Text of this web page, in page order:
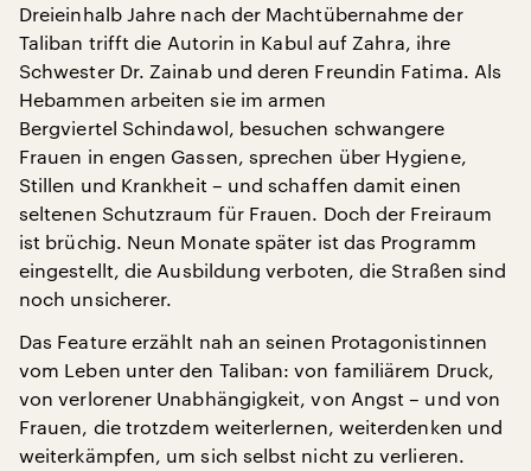
Dreieinhalb Jahre nach der Machtübernahme der
Taliban trifft die Autorin in Kabul auf Zahra, ihre
Schwester Dr. Zainab und deren Freundin Fatima. Als
Hebammen arbeiten sie im armen
Bergviertel Schindawol, besuchen schwangere
Frauen in engen Gassen, sprechen über Hygiene,
Stillen und Krankheit – und schaffen damit einen
seltenen Schutzraum für Frauen. Doch der Freiraum
ist brüchig. Neun Monate später ist das Programm
eingestellt, die Ausbildung verboten, die Straßen sind
noch unsicherer.
Das Feature erzählt nah an seinen Protagonistinnen
vom Leben unter den Taliban: von familiärem Druck,
von verlorener Unabhängigkeit, von Angst – und von
Frauen, die trotzdem weiterlernen, weiterdenken und
weiterkämpfen, um sich selbst nicht zu verlieren.